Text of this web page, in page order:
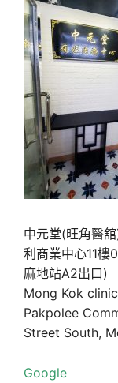
中元堂(旺角醫
利商業中心11樓
麻地站A2出口)
Mong Kok
Pakpolee
Street South,
Google